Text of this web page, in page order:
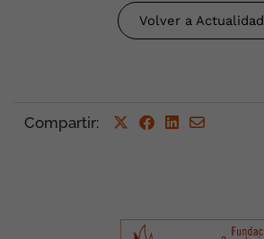
Volver a Actualidad
Compartir: